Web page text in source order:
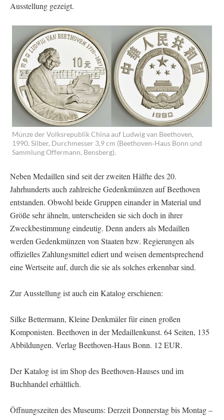
Ausstellung gezeigt.
Münze der Volksrepublik China auf Ludwig van Beethoven,
1990. Silber, Durchmesser 3,9 cm (Beethoven‐Haus Bonn und
Sammlung Offermann, Bensberg).
Neben Medaillen sind seit der zweiten Hälfte des 20.
Jahrhunderts auch zahlreiche Gedenkmünzen auf Beethoven
entstanden. Obwohl beide Gruppen einander in Material und
Größe sehr ähneln, unterscheiden sie sich doch in ihrer
Zweckbestimmung eindeutig. Denn anders als Medaillen
werden Gedenkmünzen von Staaten bzw. Regierungen als
offizielles Zahlungsmittel ediert und weisen dementsprechend
eine Wertseite auf, durch die sie als solches erkennbar sind.
Zur Ausstellung ist auch ein Katalog erschienen:
Silke Bettermann, Kleine Denkmäler für einen großen
Komponisten. Beethoven in der Medaillenkunst. 64 Seiten, 135
Abbildungen. Verlag Beethoven-Haus Bonn. 12 EUR.
Der Katalog ist im Shop des Beethoven-Hauses und im
Buchhandel erhältlich.
Öffnungszeiten des Museums: Derzeit Donnerstag bis Montag –